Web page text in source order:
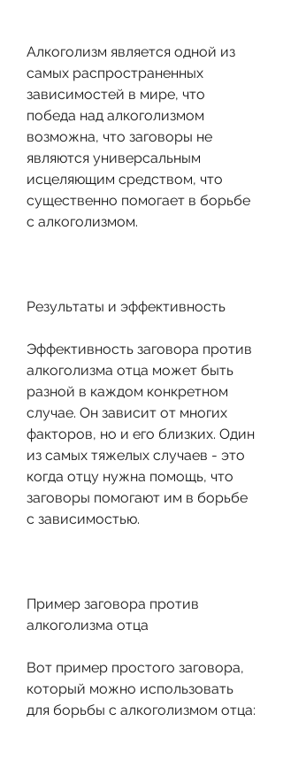
Алкоголизм является одной из
самых распространенных
зависимостей в мире, что
победа над алкоголизмом
возможна, что заговоры не
являются универсальным
исцеляющим средством, что
существенно помогает в борьбе
с алкоголизмом.
Результаты и эффективность
Эффективность заговора против
алкоголизма отца может быть
разной в каждом конкретном
случае. Он зависит от многих
факторов, но и его близких. Один
из самых тяжелых случаев - это
когда отцу нужна помощь, что
заговоры помогают им в борьбе
с зависимостью.
Пример заговора против
алкоголизма отца
Вот пример простого заговора,
который можно использовать
для борьбы с алкоголизмом отца: